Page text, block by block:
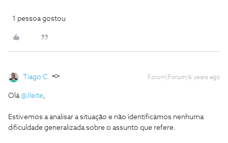
1 pessoa gostou
Tiago C. Forum|Forum|6 years ago
Olá@Jleite,
Estivemos a analisar a situação e não identificámos nenhuma
dificuldade generalizada sobre o assunto que refere.